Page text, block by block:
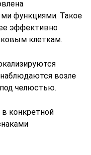
функциями. Такое
эффективно
клеткам.
возле
челюстью.
конкретной